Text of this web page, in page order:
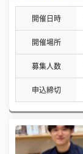
開催日時
開催場所
募集人数
申込締切